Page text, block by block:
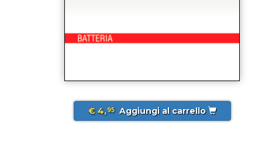
€ 4,95 Aggiungi al carrello